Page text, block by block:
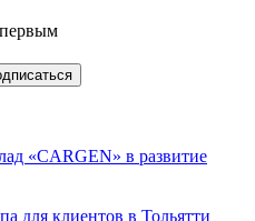
«CARGEN» в развитие
для клиентов в Тольятти